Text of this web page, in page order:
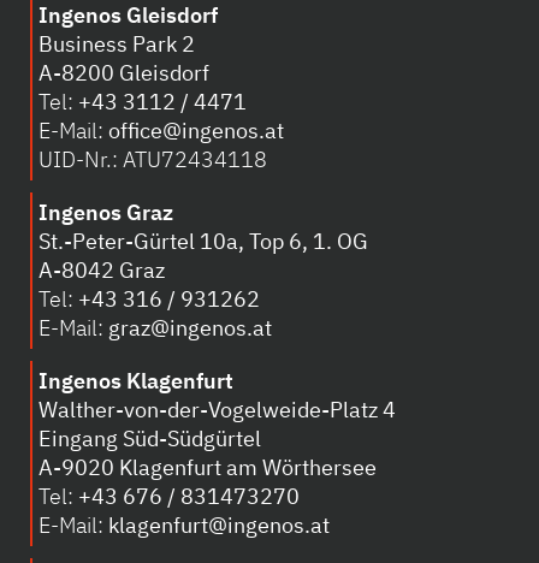
Ingenos Gleisdorf
Business Park 2
A-8200 Gleisdorf
Tel: +43 3112 / 4471
E-Mail: office@ingenos.at
UID-Nr.: ATU72434118
Ingenos Graz
St.-Peter-Gürtel 10a, Top 6, 1. OG
A-8042 Graz
Tel: +43 316 / 931262
E-Mail: graz@ingenos.at
Ingenos Klagenfurt
Walther-von-der-Vogelweide-Platz 4
Eingang Süd-Südgürtel
A-9020 Klagenfurt am Wörthersee
Tel: +43 676 / 831473270
E-Mail: klagenfurt@ingenos.at